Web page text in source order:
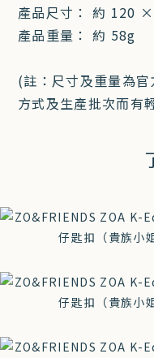
產品尺寸： 約 120
產品重量： 約 58g
(註：尺寸及重量為
方式及生產批次而有